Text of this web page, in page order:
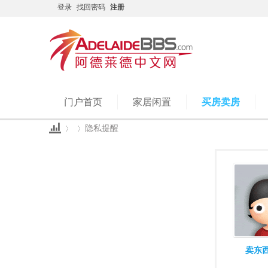
登录 找回密码 注册
门户首页 家居闲置 买房卖房
隐私提醒
卖东